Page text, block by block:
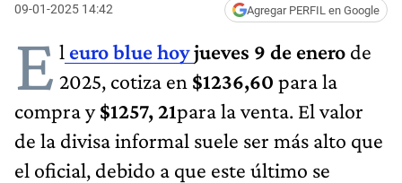
09-01-2025 14:42 Agregar PERFIL en Google
E l euro blu​e hoyjueves 9 de enero de
2025, cotiza en $1236,60 para la
compra y$1257, 21para la venta. El valor
de la divisa informal suele ser más alto que
el oficial, debido a que este último se